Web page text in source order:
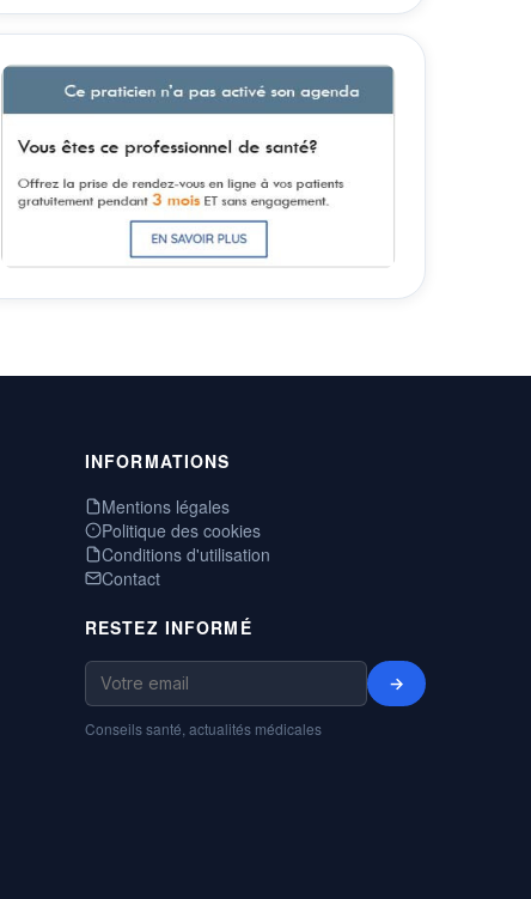
INFORMATIONS
Mentions légales
Politique des cookies
Conditions d'utilisation
Contact
RESTEZ INFORMÉ
→
Conseils santé, actualités médicales